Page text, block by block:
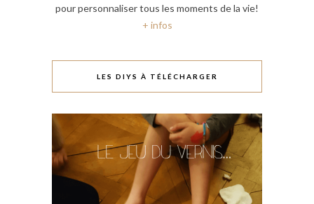
pour personnaliser tous les moments de la vie!
+ infos
LES DIYS À TÉLÉCHARGER